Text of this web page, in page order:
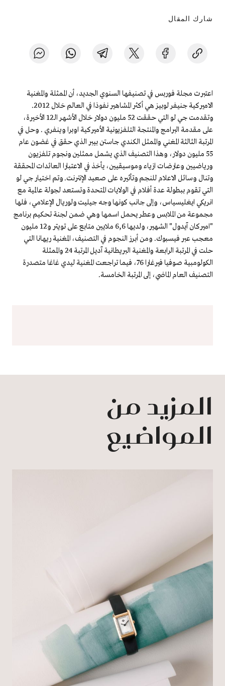
شارك المقال
اعتبرت مجلة فوربس في تصنيفها السنوي الجديد، أن الممثلة والمغنية
الاميركية جنيفر لوبيز هي أكثر المشاهير نفوذا في العالم خلال 2012.
وتقدمت جي لو التي حققت 52 مليون دولار خلال الأشهر الـ12 الأخيرة،
على مقدمة البرامج والمنتجة التلفزيونية الأميركية اوبرا وينفري . وحل في
المرتبة الثالثة المغني والممثل الكندي جاستن بيبر الذي حقق في غضون عام
55 مليون دولار، وهذا التصنيف الذي يشمل ممثلين ونجوم تلفزيون
ورياضيين وعارضات ازياء وموسيقيين، يأخذ في الاعتبارا العائدات المحققة
وتنال وسائل الاعلام للنجم وتأثيره على صعيد الإنترنت. وتم اختيار جي لو
التي تقوم ببطولة عدة أفلام في الولايات المتحدة وتستعد لجولة عالمية مع
انريكي ايغليسياس، وإلى جانب كونها وجه جيليت ولوريال الإعلامي، فلها
مجموعة من الملابس وعطر يحمل اسمها وهي ضمن لجنة تحكيم برنامج
"اميركان آيدول" الشهير، ولديها 6,6 ملايين متابع على تويتر و12 مليون
معجب عبر فيسبوك. ومن أبرز النجوم في التصنيف، المغنية ريهانا التي
حلت في المرتبة الرابعة والمغنية البريطانية آديل المرتبة 24 والممثلة
الكولومبية صوفيا فيرغارا 76، فيما تراجعت المغنية ليدي غاغا متصدرة
التصنيف العام الماضي، إلى المرتبة الخامسة.
المزيد من
المواضيع